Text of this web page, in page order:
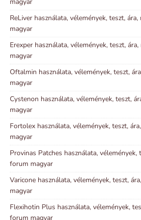
ReLiver használata, vélemények, teszt,
magyar
Erexper használata, vélemények, teszt,
magyar
Oftalmin használata, vélemények, teszt,
magyar
Cystenon használata, vélemények, teszt,
magyar
Fortolex használata, vélemények, teszt,
magyar
Provinas Patches használata, vélemények,
forum magyar
Varicone használata, vélemények, teszt,
magyar
Flexihotin Plus használata, vélemények,
forum magyar